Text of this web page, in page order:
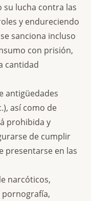
su lucha contra las
y endureciendo
sanciona incluso
con prisión,
cantidad
antigüedades
así como de
prohibida y
de cumplir
presentarse en las
narcóticos,